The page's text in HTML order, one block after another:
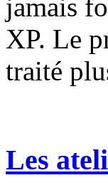
jamais
XP. Le
traité
Les